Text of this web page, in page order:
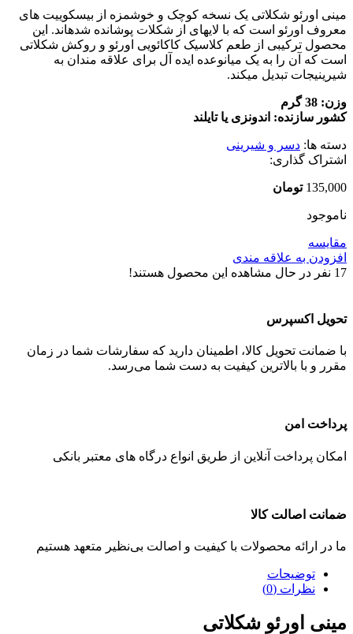
مینی اورئو شکلاتی یک نسخه کوچک و خوشمزه از بیسکوییت های
معروف اورئو است که با لایهای از شکلات پوشانده شدهاند. این
محصول ترکیبی از طعم کلاسیک کاکائویی اورئو و روکش شکلاتی
است که آن را به یک میانوعده ایده آل برای علاقه مندان به
شیرینیجات تبدیل میکند.
وزن: 38 گرم
کشور سازنده: اندونزی یا تایلند
دسته ها: دسر و شیرینی
اشتراک گذاری:
135,000 تومان
ناموجود
مقایسه
افزودن به علاقه مندی
17 نفر در حال مشاهده این محصول هستند!
تحویل اکسپرس
با ضمانت تحویل کالا، اطمینان دارید که سفارشات شما در زمان
مقرر و با بالاترین کیفیت به دست شما می‌رسد.
پرداخت امن
امکان پرداخت آنلاین از طریق انواع درگاه های معتبر بانکی
ضمانت اصالت کالا
ما در ارائه محصولات با کیفیت و اصالت بی‌نظیر متعهد هستیم
توضیحات
نظرات (0)
مینی اورئو شکلاتی